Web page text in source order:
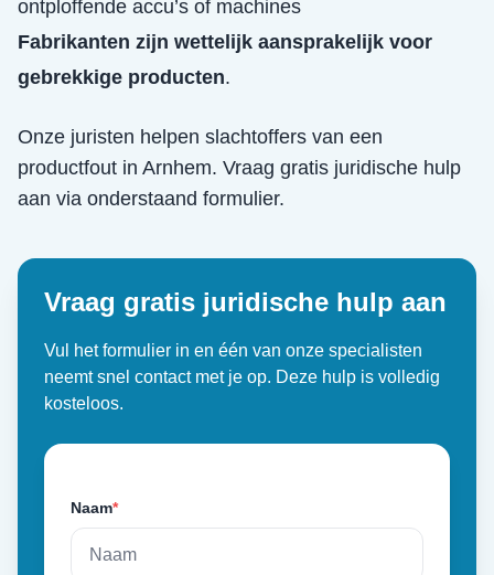
ontploffende accu’s of machines
Fabrikanten zijn wettelijk aansprakelijk voor
gebrekkige producten.
Onze juristen helpen slachtoffers van een
productfout in Arnhem. Vraag gratis juridische hulp
aan via onderstaand formulier.
Vraag gratis juridische hulp aan
Vul het formulier in en één van onze specialisten
neemt snel contact met je op. Deze hulp is volledig
kosteloos.
Naam*